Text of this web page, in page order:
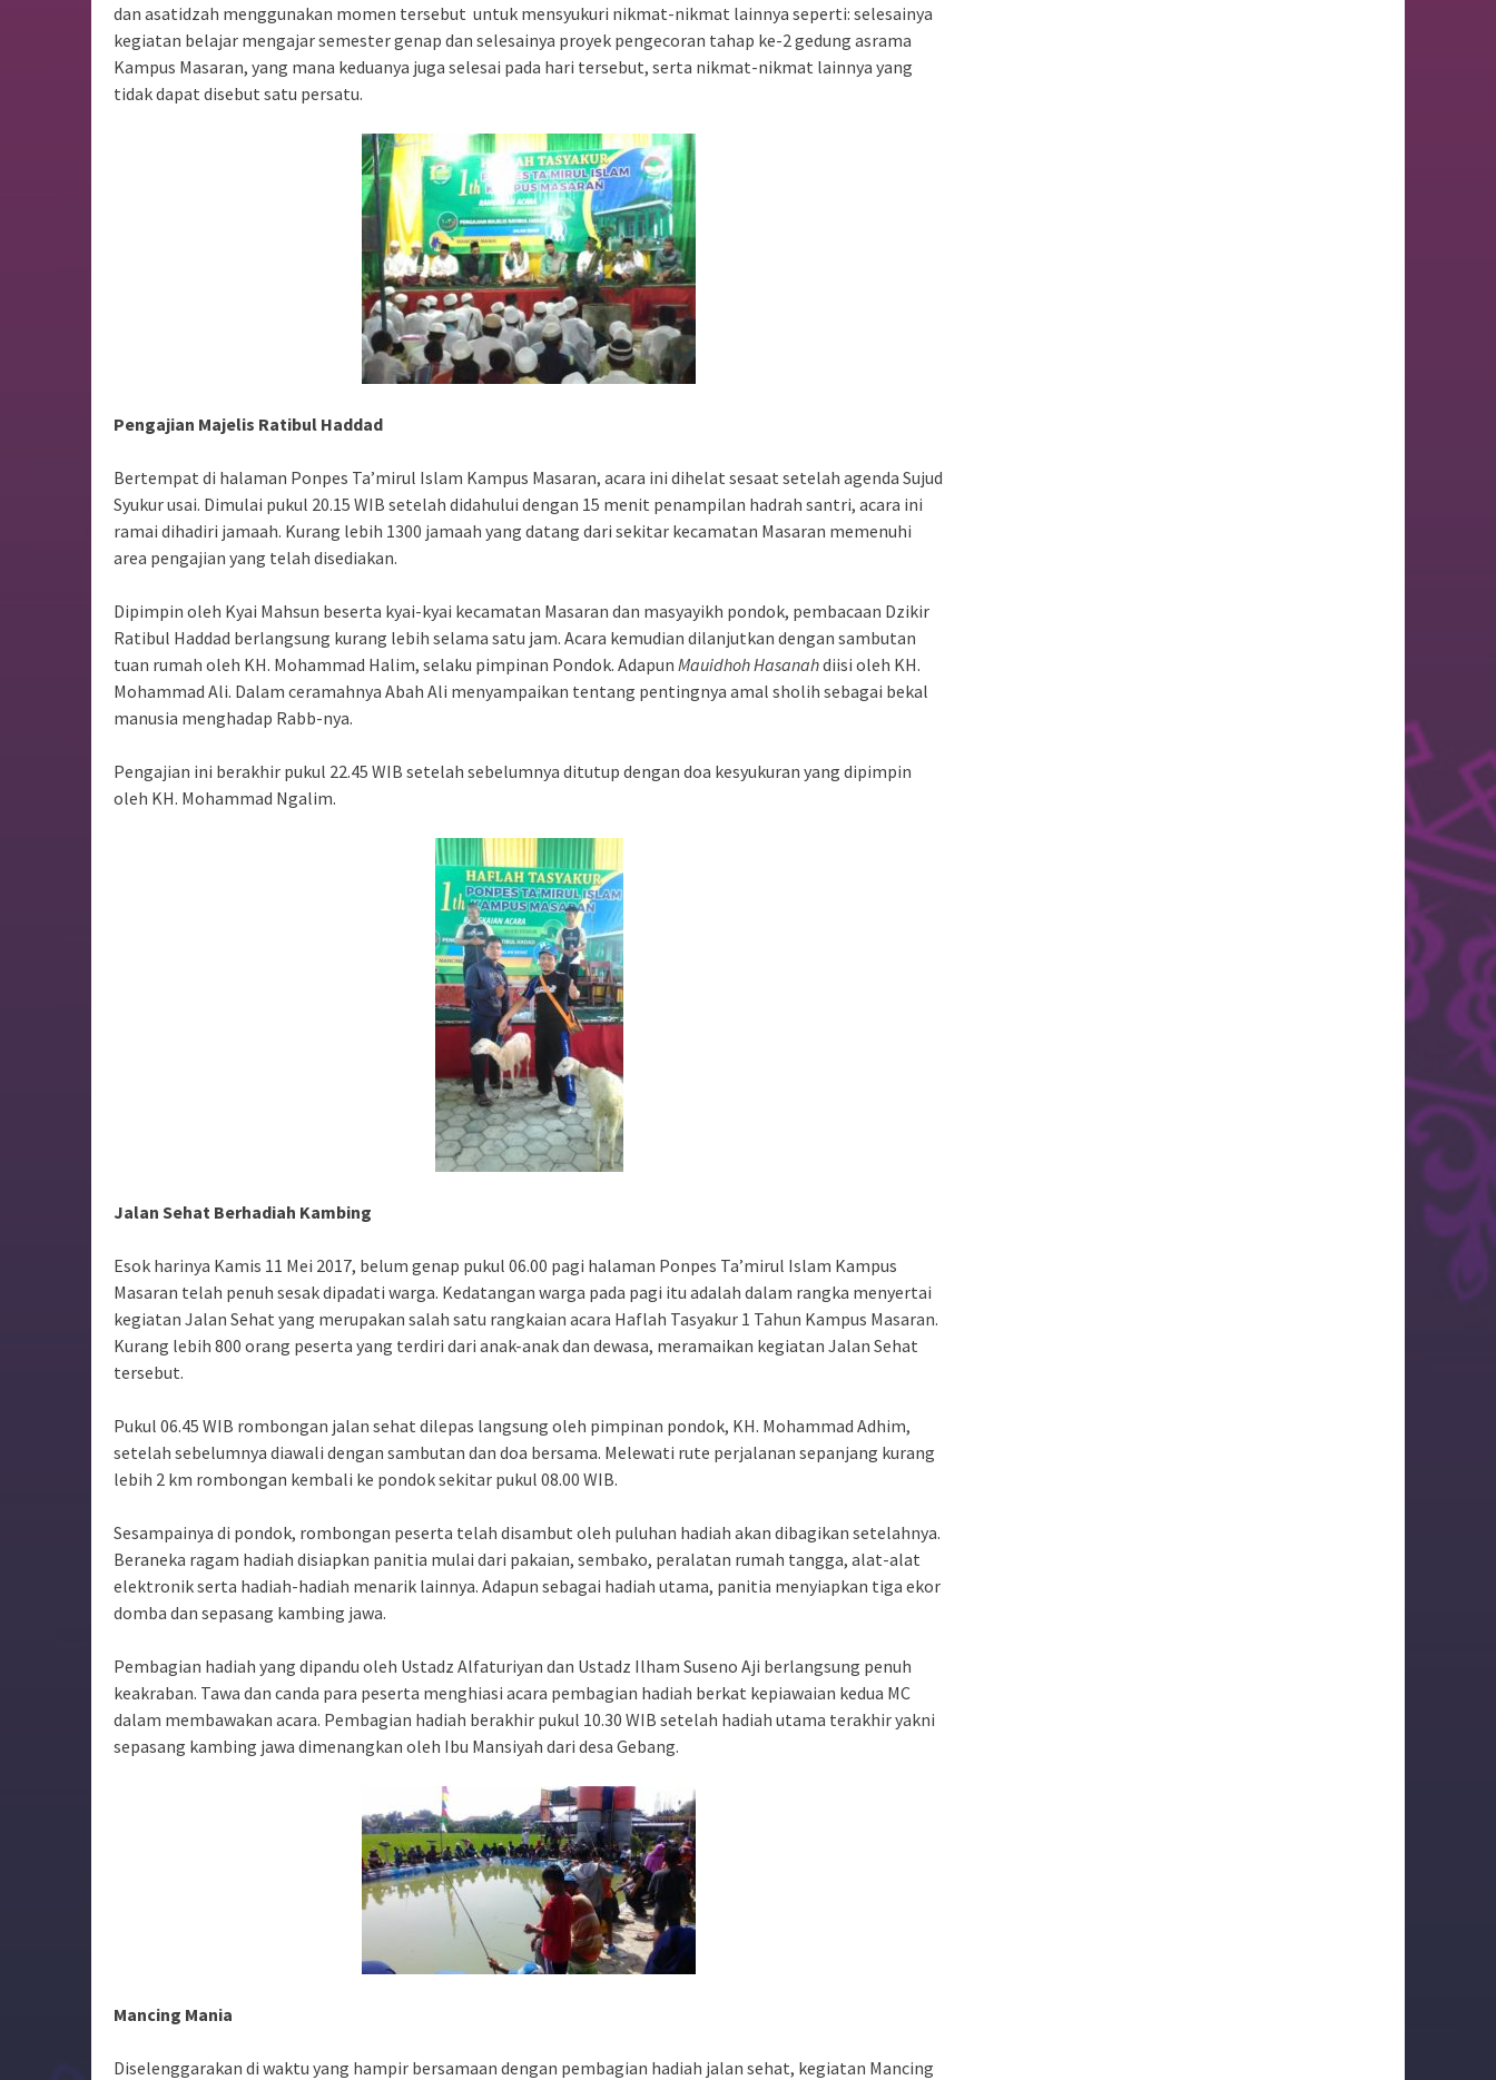
dan asatidzah menggunakan momen tersebut untuk mensyukuri nikmat-nikmat lainnya seperti: selesainya
kegiatan belajar mengajar semester genap dan selesainya proyek pengecoran tahap ke-2 gedung asrama
Kampus Masaran, yang mana keduanya juga selesai pada hari tersebut, serta nikmat-nikmat lainnya yang
tidak dapat disebut satu persatu.
Pengajian Majelis Ratibul Haddad
Bertempat di halaman Ponpes Ta’mirul Islam Kampus Masaran, acara ini dihelat sesaat setelah agenda Sujud
Syukur usai. Dimulai pukul 20.15 WIB setelah didahului dengan 15 menit penampilan hadrah santri, acara ini
ramai dihadiri jamaah. Kurang lebih 1300 jamaah yang datang dari sekitar kecamatan Masaran memenuhi
area pengajian yang telah disediakan.
Dipimpin oleh Kyai Mahsun beserta kyai-kyai kecamatan Masaran dan masyayikh pondok, pembacaan Dzikir
Ratibul Haddad berlangsung kurang lebih selama satu jam. Acara kemudian dilanjutkan dengan sambutan
tuan rumah oleh KH. Mohammad Halim, selaku pimpinan Pondok. Adapun Mauidhoh Hasanahdiisi oleh KH.
Mohammad Ali. Dalam ceramahnya Abah Ali menyampaikan tentang pentingnya amal sholih sebagai bekal
manusia menghadap Rabb-nya.
Pengajian ini berakhir pukul 22.45 WIB setelah sebelumnya ditutup dengan doa kesyukuran yang dipimpin
oleh KH. Mohammad Ngalim.
Jalan Sehat Berhadiah Kambing
Esok harinya Kamis 11 Mei 2017, belum genap pukul 06.00 pagi halaman Ponpes Ta’mirul Islam Kampus
Masaran telah penuh sesak dipadati warga. Kedatangan warga pada pagi itu adalah dalam rangka menyertai
kegiatan Jalan Sehat yang merupakan salah satu rangkaian acara Haflah Tasyakur 1 Tahun Kampus Masaran.
Kurang lebih 800 orang peserta yang terdiri dari anak-anak dan dewasa, meramaikan kegiatan Jalan Sehat
tersebut.
Pukul 06.45 WIB rombongan jalan sehat dilepas langsung oleh pimpinan pondok, KH. Mohammad Adhim,
setelah sebelumnya diawali dengan sambutan dan doa bersama. Melewati rute perjalanan sepanjang kurang
lebih 2 km rombongan kembali ke pondok sekitar pukul 08.00 WIB.
Sesampainya di pondok, rombongan peserta telah disambut oleh puluhan hadiah akan dibagikan setelahnya.
Beraneka ragam hadiah disiapkan panitia mulai dari pakaian, sembako, peralatan rumah tangga, alat-alat
elektronik serta hadiah-hadiah menarik lainnya. Adapun sebagai hadiah utama, panitia menyiapkan tiga ekor
domba dan sepasang kambing jawa.
Pembagian hadiah yang dipandu oleh Ustadz Alfaturiyan dan Ustadz Ilham Suseno Aji berlangsung penuh
keakraban. Tawa dan canda para peserta menghiasi acara pembagian hadiah berkat kepiawaian kedua MC
dalam membawakan acara. Pembagian hadiah berakhir pukul 10.30 WIB setelah hadiah utama terakhir yakni
sepasang kambing jawa dimenangkan oleh Ibu Mansiyah dari desa Gebang.
Mancing Mania
Diselenggarakan di waktu yang hampir bersamaan dengan pembagian hadiah jalan sehat, kegiatan Mancing